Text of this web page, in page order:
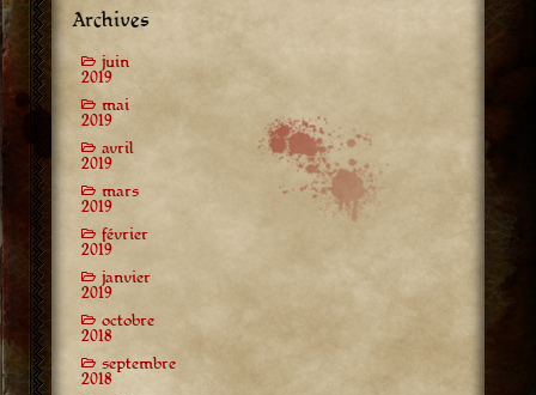
Archives
juin
2019
mai
2019
avril
2019
mars
2019
février
2019
janvier
2019
octobre
2018
septembre
2018